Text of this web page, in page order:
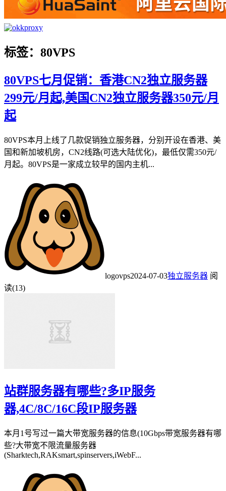
标签：80VPS
80VPS七月促销：香港CN2独立服务器
299元/月起,美国CN2独立服务器350元/月
起
80VPS本月上线了几款促销独立服务器，分别开设在香港、美
国和新加坡机房，CN2线路(可选大陆优化)，最低仅需350元/
月起。80VPS是一家成立较早的国内主机...
logovps2024-07-03独立服务器 阅
读(13)
站群服务器有哪些?多IP服务
器,4C/8C/16C段IP服务器
本月1号写过一篇大带宽服务器的信息(10Gbps带宽服务器有哪
些?大带宽不限流量服务器
(Sharktech,RAKsmart,spinservers,iWebF...